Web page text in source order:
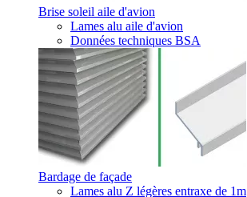
Brise soleil aile d'avion
Lames alu aile d'avion
Données techniques BSA
Bardage de façade
Lames alu Z légères entraxe de 1m